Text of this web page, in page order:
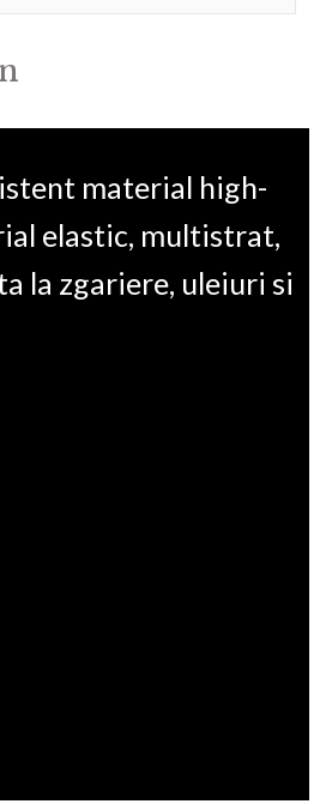
quantity
material high-
elastic, multistrat,
la zgariere, uleiuri si